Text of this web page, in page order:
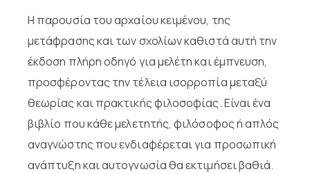
Η παρουσία του αρχαίου κειμένου, της
μετάφρασης και των σχολίων καθιστά αυτή την
έκδοση πλήρη οδηγό για μελέτη και έμπνευση,
προσφέροντας την τέλεια ισορροπία μεταξύ
θεωρίας και πρακτικής φιλοσοφίας. Είναι ένα
βιβλίο που κάθε μελετητής, φιλόσοφος ή απλός
αναγνώστης που ενδιαφέρεται για προσωπική
ανάπτυξη και αυτογνωσία θα εκτιμήσει βαθιά.